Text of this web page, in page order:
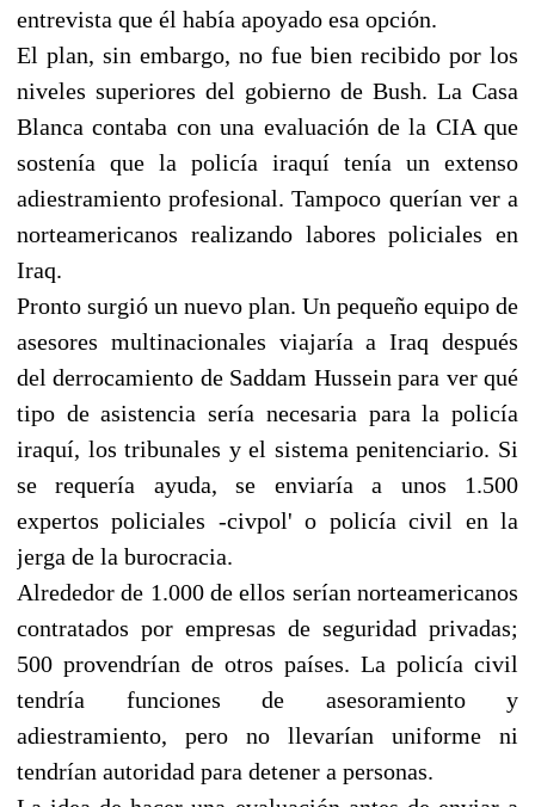
entrevista que él había apoyado esa opción.
El plan, sin embargo, no fue bien recibido por los
niveles superiores del gobierno de Bush. La Casa
Blanca contaba con una evaluación de la CIA que
sostenía que la policía iraquí tenía un extenso
adiestramiento profesional. Tampoco querían ver a
norteamericanos realizando labores policiales en
Iraq.
Pronto surgió un nuevo plan. Un pequeño equipo de
asesores multinacionales viajaría a Iraq después
del derrocamiento de Saddam Hussein para ver qué
tipo de asistencia sería necesaria para la policía
iraquí, los tribunales y el sistema penitenciario. Si
se requería ayuda, se enviaría a unos 1.500
expertos policiales -civpol' o policía civil en la
jerga de la burocracia.
Alrededor de 1.000 de ellos serían norteamericanos
contratados por empresas de seguridad privadas;
500 provendrían de otros países. La policía civil
tendría funciones de asesoramiento y
adiestramiento, pero no llevarían uniforme ni
tendrían autoridad para detener a personas.